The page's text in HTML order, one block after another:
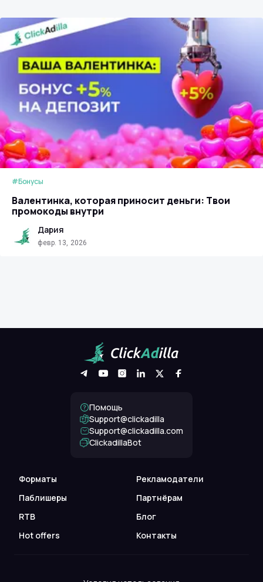
#Бонусы
Валентинка, которая приносит деньги: Твои
промокоды внутри
Дария
февр. 13, 2026
Форматы
Рекламодатели
Паблишеры
Партнёрам
RTB
Блог
Hot offers
Контакты
Помощь
Support@clickadilla
support@clickadilla.com
ClickadillaBot